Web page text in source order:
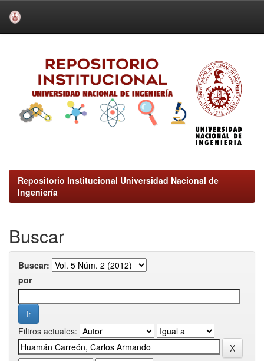
Repositorio Institucional Universidad Nacional de
Ingeniería
Buscar
Buscar:
por
Filtros actuales: